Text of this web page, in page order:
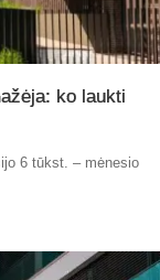
ko laukti
6 tūkst. – mėnesio